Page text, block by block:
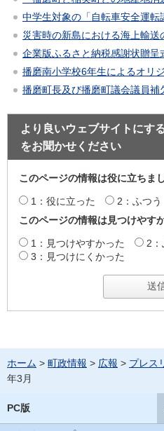
中学生対象の「自転車安全運転
災害時の新島における海上輸送
企業版ふるさと納税感謝状贈呈
播磨南小学校6年生によるオリ
播磨町長及び播磨町議会議員
より良いウェブサイトにす
をお聞かせください
このページの情報は役に立ちま
1：役に立った 2：ふつう
このページの情報は見つけやす
1：見つけやすかった
2：
3：見つけにくかった
ホーム > 町政情報 > 広報 > プレス
年3月
PC版